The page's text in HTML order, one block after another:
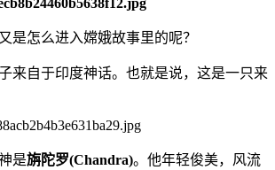
是怎么进入嫦娥故事里的呢？
来自于印度神话。也就是说，这是一只来
是旃陀罗(Chandra)。他年轻俊美，风流